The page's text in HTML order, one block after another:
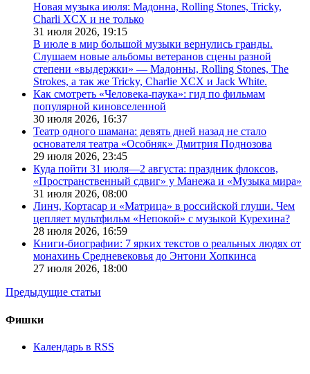
Новая музыка июля: Мадонна, Rolling Stones, Tricky,
Charli XCX и не только
31 июля 2026, 19:15
В июле в мир большой музыки вернулись гранды.
Слушаем новые альбомы ветеранов сцены разной
степени «выдержки» — Мадонны, Rolling Stones, The
Strokes, а так же Tricky, Charlie XCX и Jack White.
Как смотреть «Человека-паука»: гид по фильмам
популярной киновселенной
30 июля 2026, 16:37
Театр одного шамана: девять дней назад не стало
основателя театра «Особняк» Дмитрия Поднозова
29 июля 2026, 23:45
Куда пойти 31 июля—2 августа: праздник флоксов,
«Пространственный сдвиг» у Манежа и «Музыка мира»
31 июля 2026, 08:00
Линч, Кортасар и «Матрица» в российской глуши. Чем
цепляет мультфильм «Непокой» с музыкой Курехина?
28 июля 2026, 16:59
Книги-биографии: 7 ярких текстов о реальных людях от
монахинь Средневековья до Энтони Хопкинса
27 июля 2026, 18:00
Предыдущие статьи
Фишки
Календарь в RSS